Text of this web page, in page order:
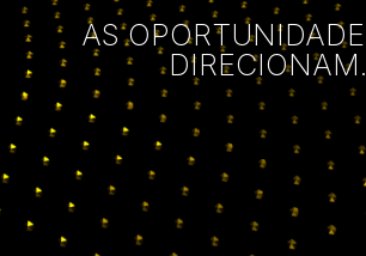
AS
DIRECIONAM.